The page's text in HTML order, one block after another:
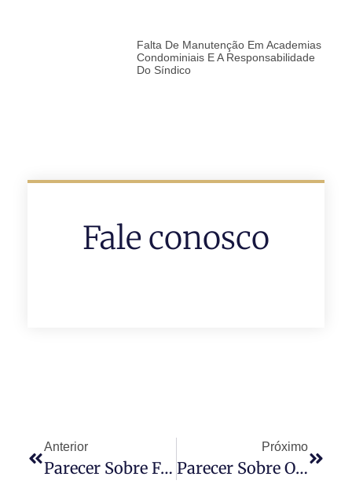
Falta De Manutenção Em Academias
Condominiais E A Responsabilidade
Do Síndico
Fale conosco
Anterior
Parecer Sobre Fechamento De Áreas Comuns E Cancelamento De Assembleias
Próximo
Parecer Sobre O Inadimplemento Das Cotas Condominiais Em Tempos De Pandemia (COVID-19)